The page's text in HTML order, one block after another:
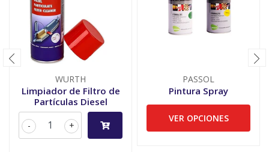
WURTH
Limpiador de Filtro de
Partículas Diesel
+
-
PASSOL
Pintura Spray
VER OPCIONES